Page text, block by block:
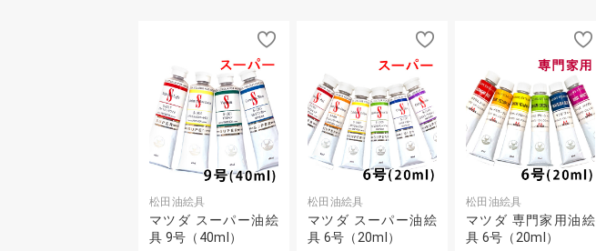
松田油絵具
マツダ スーパー油絵
具 9号（40ml）
松田油絵具
マツダ スーパー油絵
具 6号（20ml）
松田油絵具
マツダ 専門家用油絵
具 6号（20ml）